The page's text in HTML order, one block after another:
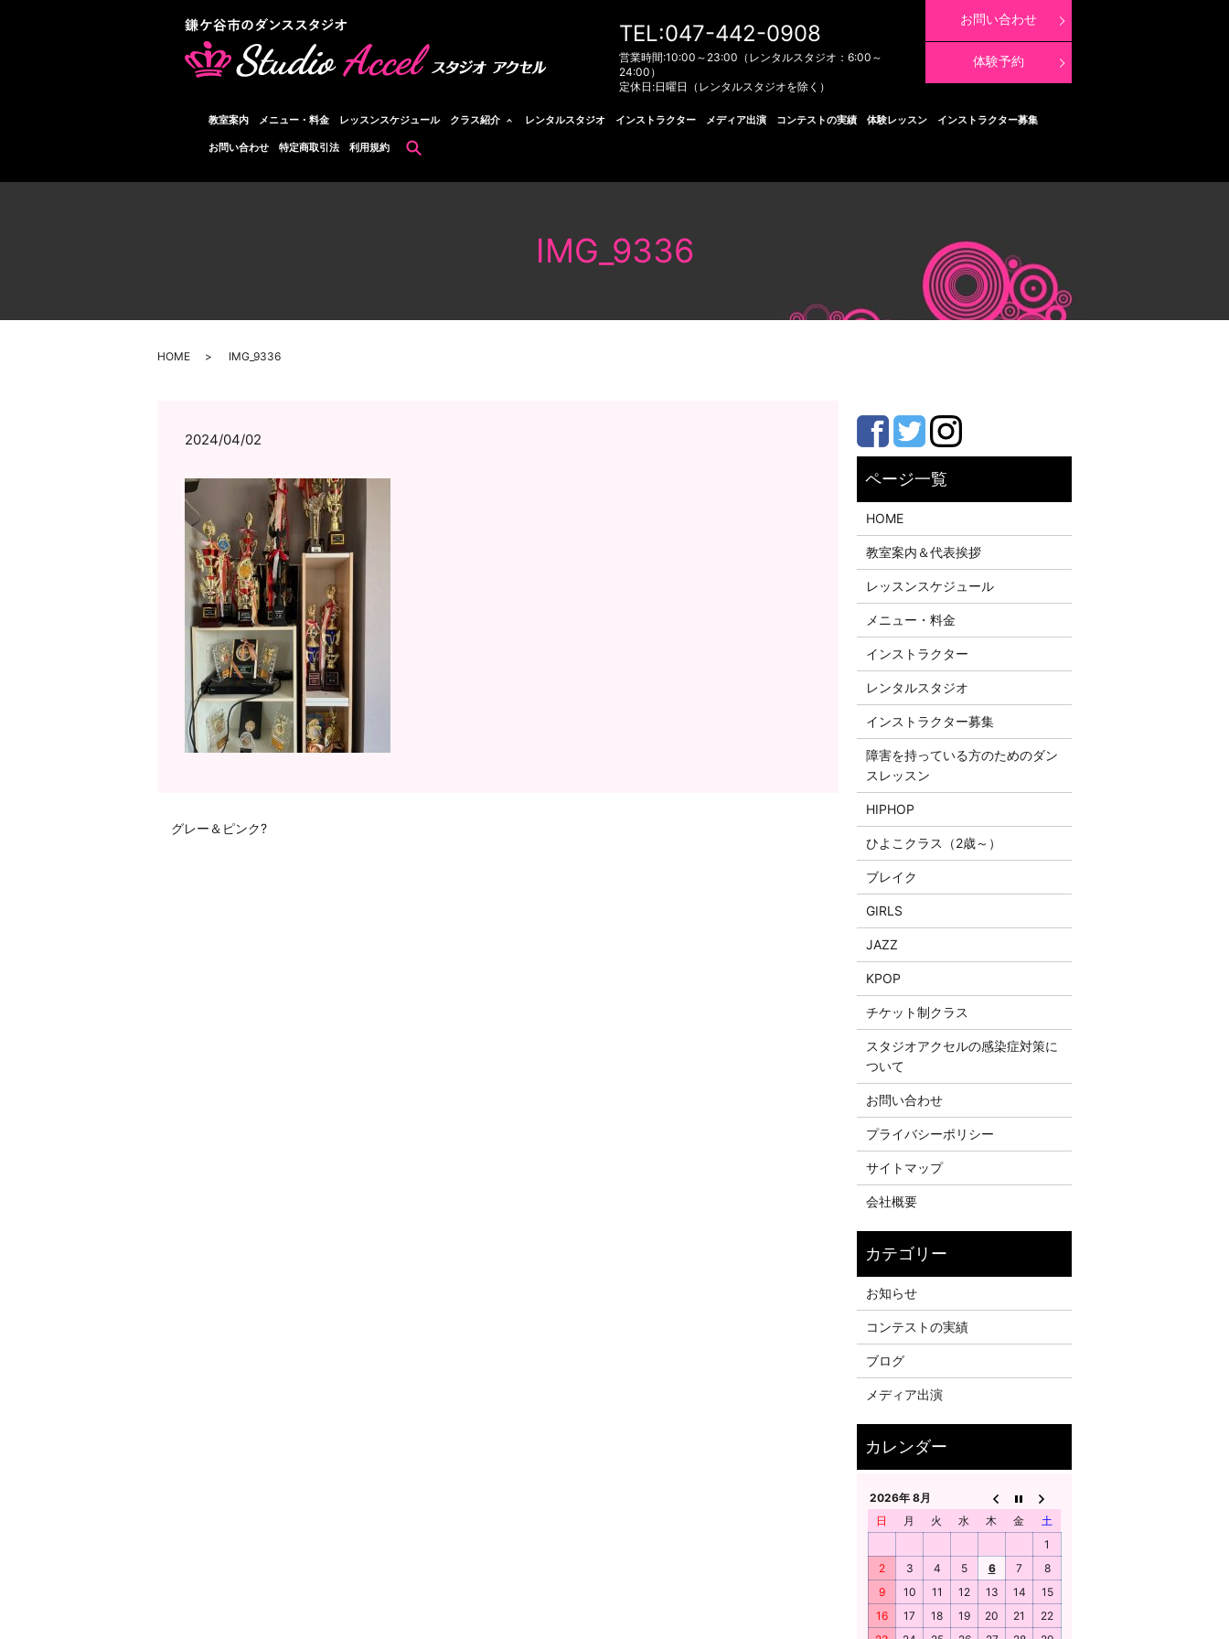
教室案内 メニュー・料金 レッスンスケジュール クラス紹介 レンタルスタジオ インストラクター メディア出演 コンテストの実績 体験レッスン インストラクター募集
お問い合わせ 特定商取引法 利用規約
TEL:047-442-0908
営業時間:10:00～23:00（レンタルスタジオ：6:00～
24:00）
定休日:日曜日（レンタルスタジオを除く）
お問い合わせ
体験予約
IMG_9336
HOME IMG_9336
2024/04/02
グレー＆ピンク?
HOME
教室案内＆代表挨拶
レッスンスケジュール
メニュー・料金
インストラクター
レンタルスタジオ
インストラクター募集
障害を持っている方のためのダン
スレッスン
HIPHOP
ひよこクラス（2歳～）
ブレイク
GIRLS
JAZZ
KPOP
チケット制クラス
スタジオアクセルの感染症対策に
ついて
お問い合わせ
プライバシーポリシー
サイトマップ
会社概要
お知らせ
コンテストの実績
ブログ
メディア出演
2026年 8月
日
月 火 水 木 金
土
1
2
3 4 5 6 7
8
9
10 11 12 13 14
15
16
17 18 19 20 21
22